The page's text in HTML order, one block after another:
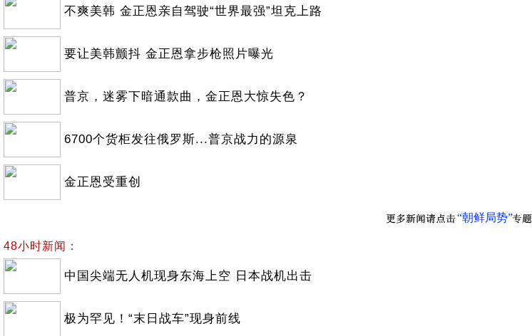
不爽美韩 金正恩亲自驾驶“世界最强”坦克上路
要让美韩颤抖 金正恩拿步枪照片曝光
普京，迷雾下暗通款曲，金正恩大惊失色？
6700个货柜发往俄罗斯...普京战力的源泉
金正恩受重创
“朝鲜局势”
48小时新闻：
中国尖端无人机现身东海上空 日本战机出击
极为罕见！“末日战车”现身前线